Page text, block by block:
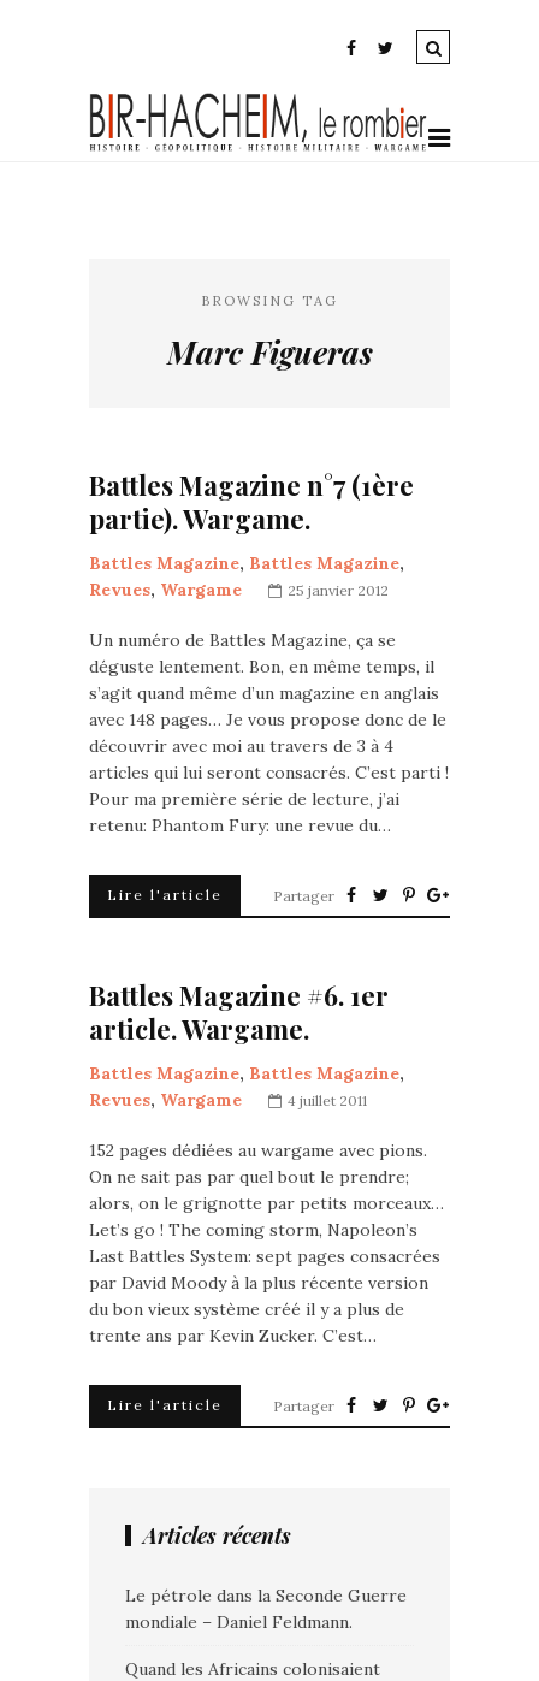
BROWSING TAG
Marc Figueras
Battles Magazine n°7 (1ère
partie). Wargame.
Battles Magazine, Battles Magazine,
Revues, Wargame 25 janvier 2012
Un numéro de Battles Magazine, ça se
déguste lentement. Bon, en même temps, il
s’agit quand même d’un magazine en anglais
avec 148 pages… Je vous propose donc de le
découvrir avec moi au travers de 3 à 4
articles qui lui seront consacrés. C’est parti !
Pour ma première série de lecture, j’ai
retenu: Phantom Fury: une revue du…
Lire l'article Partager
Battles Magazine #6. 1er
article. Wargame.
Battles Magazine, Battles Magazine,
Revues, Wargame 4 juillet 2011
152 pages dédiées au wargame avec pions.
On ne sait pas par quel bout le prendre;
alors, on le grignotte par petits morceaux…
Let’s go ! The coming storm, Napoleon’s
Last Battles System: sept pages consacrées
par David Moody à la plus récente version
du bon vieux système créé il y a plus de
trente ans par Kevin Zucker. C’est…
Lire l'article Partager
Articles récents
Le pétrole dans la Seconde Guerre
mondiale – Daniel Feldmann.
Quand les Africains colonisaient